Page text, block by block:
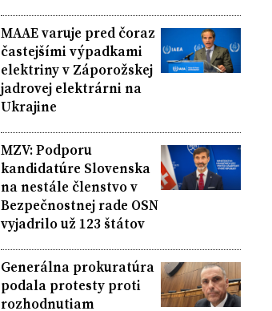
MAAE varuje pred čoraz
častejšími výpadkami
elektriny v Záporožskej
jadrovej elektrárni na
Ukrajine
MZV: Podporu
kandidatúre Slovenska
na nestále členstvo v
Bezpečnostnej rade OSN
vyjadrilo už 123 štátov
Generálna prokuratúra
podala protesty proti
rozhodnutiam